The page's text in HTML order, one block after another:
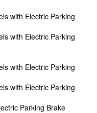
with Electric Parking
with Electric Parking
with Electric Parking
with Electric Parking
Parking Brake